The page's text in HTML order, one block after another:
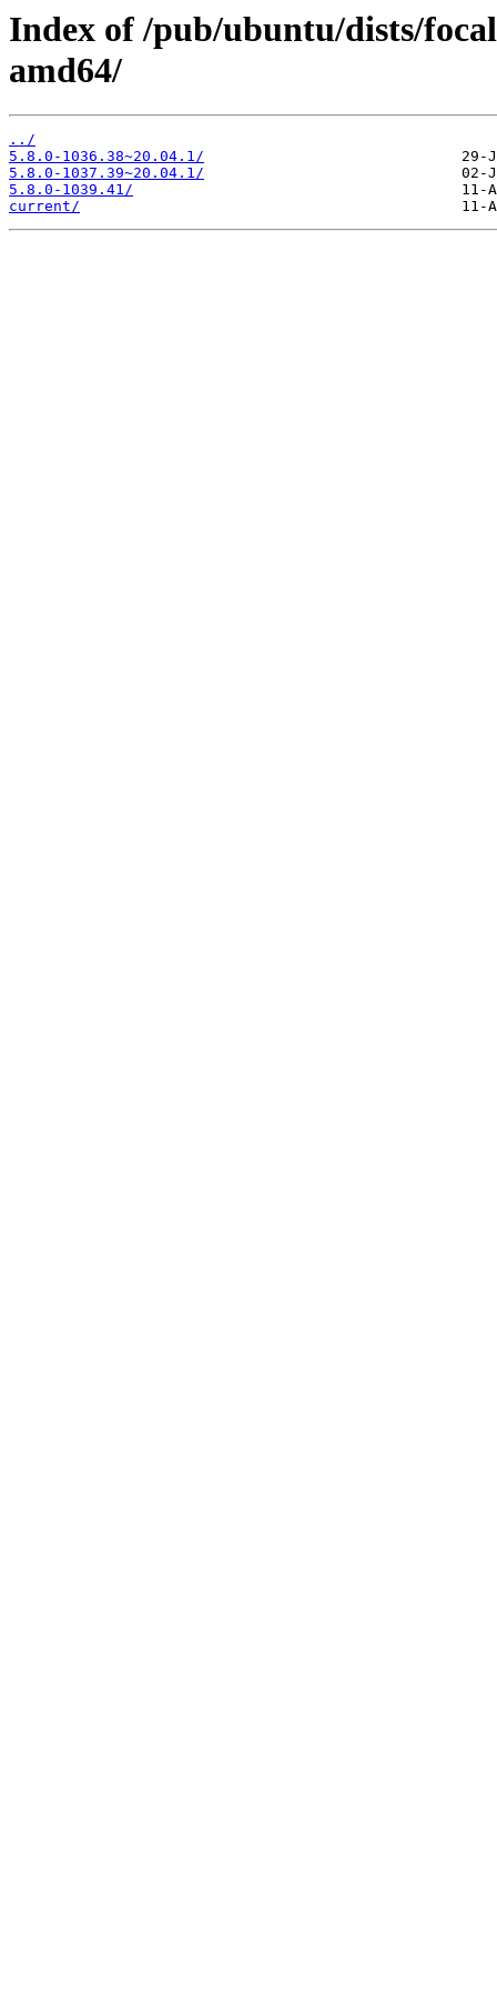
Index of /pub/ubuntu/dists/
amd64/
../
5.8.0-1036.38~20.04.1/
5.8.0-1037.39~20.04.1/
5.8.0-1039.41/
current/